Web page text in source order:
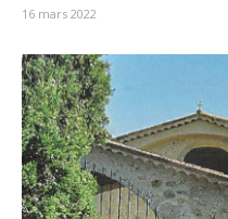
16 mars 2022